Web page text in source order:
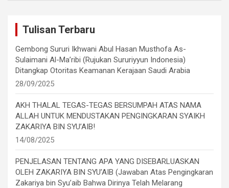
Tulisan Terbaru
Gembong Sururi Ikhwani Abul Hasan Musthofa As-
Sulaimani Al-Ma’ribi (Rujukan Sururiyyun Indonesia)
Ditangkap Otoritas Keamanan Kerajaan Saudi Arabia
28/09/2025
AKH THALAL TEGAS-TEGAS BERSUMPAH ATAS NAMA
ALLAH UNTUK MENDUSTAKAN PENGINGKARAN SYAIKH
ZAKARIYA BIN SYU’AIB!
14/08/2025
PENJELASAN TENTANG APA YANG DISEBARLUASKAN
OLEH ZAKARIYA BIN SYU’AIB (Jawaban Atas Pengingkaran
Zakariya bin Syu’aib Bahwa Dirinya Telah Melarang